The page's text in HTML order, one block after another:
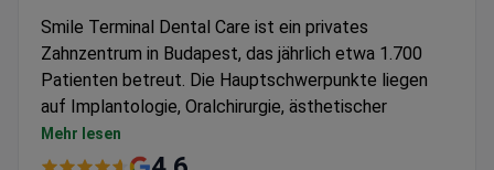
Smile Terminal Dental Care ist ein privates
Zahnzentrum in Budapest, das jährlich etwa 1.700
Patienten betreut. Die Hauptschwerpunkte liegen
auf Implantologie, Oralchirurgie, ästhetischer
Zahnheilkunde und Kieferorthopädie. Beliebt bei
Patienten aus Europa, den USA, Kanada und
Mehr lesen